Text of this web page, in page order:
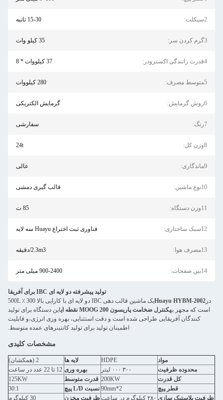
2سیکلت: 15-30 ثانیه
3گرم کردن سر: 35 کیلو وات
4قدرت رانندگی اکسترودر: 37 کیلووات * 8
5متوسط مصرف: 280 کیلووات
6روش گرمایش: گرمایش الکتریکی
7رنگ: سفارشی
8وزن کل: 24t
9ماندگاری: عالی
10نوع ماشین: قالب گیری دمشی
11وزن دستگاه: 85 ت
12سبک ساختاری: فناوری ثبت اختراع Huayu سه لایه
13مصرف هوا: 2.3m3/دقیقه
14بین صفحات: 900-2400 میلی متر
تولید پیشرفته دو لایه ای IBC برای آفریقا
در Huayu HYBM-2002
یک ماشین قالب دهی IBC دو لایه ای با کارایی بالا 300 ٪ 500L
است که مجهز بهکنترل ضخامت پاریسون MOOG 200 نقطه ای
این دستگاه برای تولید
کنندگان آفریقایی طراحی شده است و دقت استثنایی، بهره وری انرژی،و قابلیت
اطمینان تولید برای تولید کانتینرهای عمده متوسط.
مشخصات کلیدی
مواد HDPE لایه ها
2 (همکشان)
محدوده ظرفیت
۳۰۰ ۰۰۰ لیتر بهره وری 12 تا 22 عدد در ساعت
کل قدرت
200KW قدرت متوسط
125KW
قطر پیچ
90mm*2 نسبت L/D پیچ
30:1
ظرفیت پلاستیک سازی ۲۸۰ کیلوگرم در ساعت ظرفیت مخزن
30 کیلوگرم